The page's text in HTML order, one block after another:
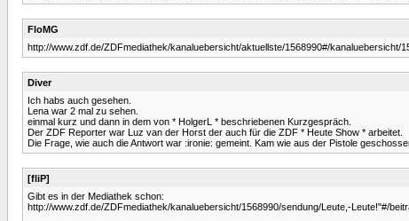
FloMG
http://www.zdf.de/ZDFmediathek/kanaluebersicht/aktuellste/1568990#/
Diver
Ich habs auch gesehen.
Lena war 2 mal zu sehen.
einmal kurz und dann in dem von * HolgerL * beschriebenen Kurzgespräch.
Der ZDF Reporter war Luz van der Horst der auch für die ZDF * Heute Show * arbeitet.
Die Frage, wie auch die Antwort war :ironie: gemeint. Kam wie aus der Pistole
[fliP]
Gibt es in der Mediathek schon:
http://www.zdf.de/ZDFmediathek/kanaluebersicht/1568990/sendung/Leute,-Leute!"#/